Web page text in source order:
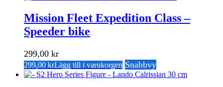
Mission Fleet Expedition Class –
Speeder bike
299,00 kr
299,00 krLägg till i varukorgen Snabbvy